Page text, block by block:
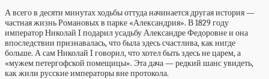
А всего в десяти минутах ходьбы оттуда начинается другая история —
частная жизнь Романовых в парке «Александрия». В 1829 году
император Николай I подарил усадьбу Александре Федоровне и она
впоследствии признавалась, что была здесь счастлива, как нигде
больше. А сам Николай I говорил, что хотел быть здесь не царем, а
«мужем петергофской помещицы». Эта дача — редкий шанс увидеть,
как жили русские императоры вне протокола.